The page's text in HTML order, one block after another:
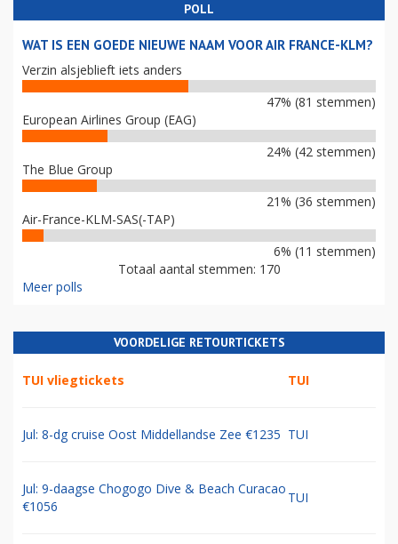
POLL
WAT IS EEN GOEDE NIEUWE NAAM VOOR AIR FRANCE-KLM?
Verzin alsjeblieft iets anders
47% (81 stemmen)
European Airlines Group (EAG)
24% (42 stemmen)
The Blue Group
21% (36 stemmen)
Air-France-KLM-SAS(-TAP)
6% (11 stemmen)
Totaal aantal stemmen: 170
Meer polls
VOORDELIGE RETOURTICKETS
TUI vliegtickets TUI
Jul: 8-dg cruise Oost Middellandse Zee €1235 TUI
Jul: 9-daagse Chogogo Dive & Beach Curacao
€1056
TUI